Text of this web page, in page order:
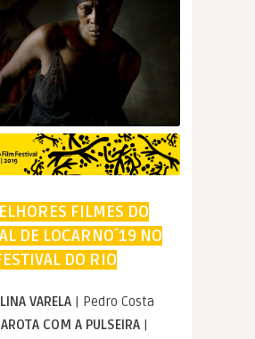
FILMES DO
DE LOCARNO´19 NO
DO RIO
VARELA | Pedro Costa
COM A PULSEIRA |